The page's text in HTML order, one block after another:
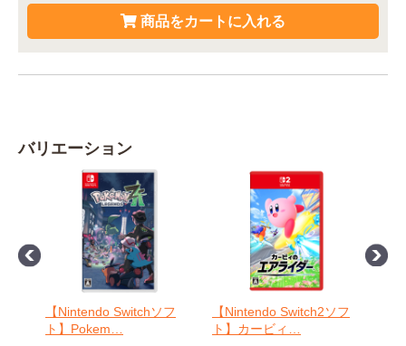
バリエーション
【Nintendo Switchソフ
ト】Pokem
【Nintendo Switch2ソフ
ト】カービィ